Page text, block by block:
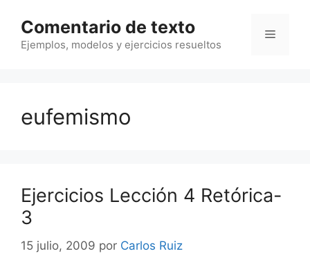
contenido
Comentario de texto
Ejemplos, modelos y ejercicios resueltos
Menú
eufemismo
Ejercicios Lección 4 Retórica-
3
15 julio, 2009 por Carlos Ruiz